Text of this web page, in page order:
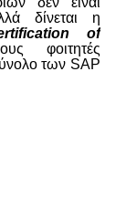
δίνεται η
of
φοιτητές
των SAP